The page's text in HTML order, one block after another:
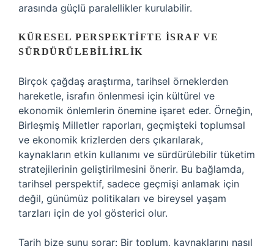
arasında güçlü paralellikler kurulabilir.
KÜRESEL PERSPEKTIFTE İSRAF VE
SÜRDÜRÜLEBILIRLIK
Birçok çağdaş araştırma, tarihsel örneklerden
hareketle, israfın önlenmesi için kültürel ve
ekonomik önlemlerin önemine işaret eder. Örneğin,
Birleşmiş Milletler raporları, geçmişteki toplumsal
ve ekonomik krizlerden ders çıkarılarak,
kaynakların etkin kullanımı ve sürdürülebilir tüketim
stratejilerinin geliştirilmesini önerir. Bu bağlamda,
tarihsel perspektif, sadece geçmişi anlamak için
değil, günümüz politikaları ve bireysel yaşam
tarzları için de yol gösterici olur.
Tarih bize şunu sorar: Bir toplum, kaynaklarını nasıl